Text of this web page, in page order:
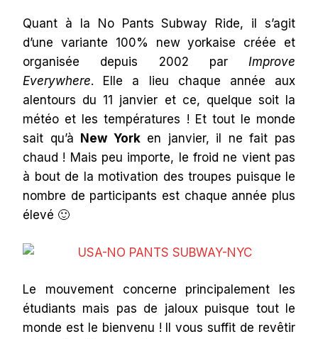
Quant à la No Pants Subway Ride, il s’agit
d’une variante 100% new yorkaise créée et
organisée depuis 2002 par Improve
Everywhere. Elle a lieu chaque année aux
alentours du 11 janvier et ce, quelque soit la
météo et les températures ! Et tout le monde
sait qu’à
New Yorken janvier, il ne fait pas
chaud ! Mais peu importe, le froid ne vient pas
à bout de la motivation des troupes puisque le
nombre de participants est chaque année plus
élevé 🙂
Le mouvement concerne principalement les
étudiants mais pas de jaloux puisque tout le
monde est le bienvenu ! Il vous suffit de revêtir